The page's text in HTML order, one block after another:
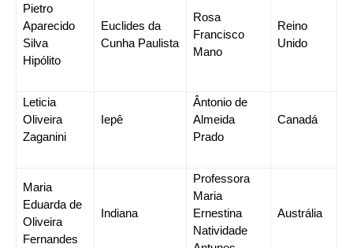
Pietro
Aparecido
Silva
Hipólito
Euclides da
Cunha Paulista
Rosa
Francisco
Mano
Reino
Unido
Leticia
Oliveira
Zaganini
Iepê
Ântonio de
Almeida
Prado
Canadá
Maria
Eduarda de
Oliveira
Fernandes
Indiana
Professora
Maria
Ernestina
Natividade
Austrália